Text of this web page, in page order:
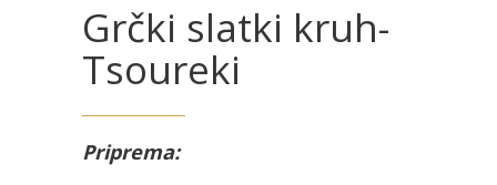
Grčki slatki kruh-
Tsoureki
Priprema: